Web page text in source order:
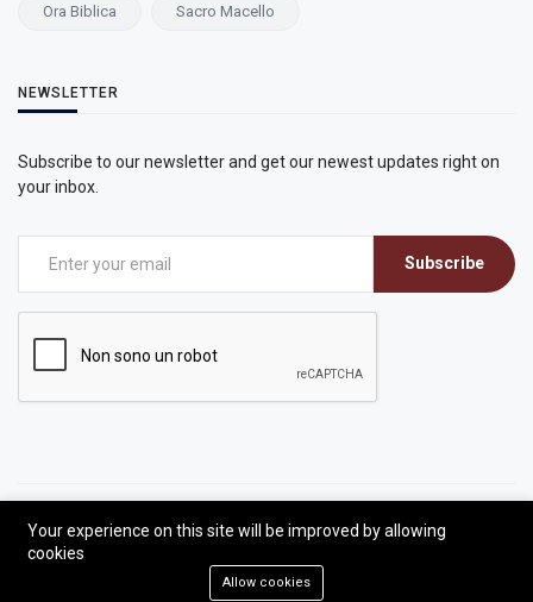
Ora Biblica Sacro Macello
NEWSLETTER
Subscribe to our newsletter and get our newest updates right on
your inbox.
Subscribe
©2026 CEC - Sondrio Evangelica
Developed by Antonio Alia | All rights reserved.
Your experience on this site will be improved by allowing
cookies
Allow cookies